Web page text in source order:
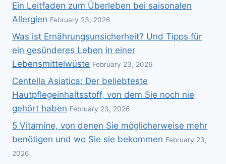
Ein Leitfaden zum Überleben bei saisonalen
Allergien February 23, 2026
Was ist Ernährungsunsicherheit? Und Tipps für
ein gesünderes Leben in einer
Lebensmittelwüste February 23, 2026
Centella Asiatica: Der beliebteste
Hautpflegeinhaltsstoff, von dem Sie noch nie
gehört haben February 23, 2026
5 Vitamine, von denen Sie möglicherweise mehr
benötigen und wo Sie sie bekommen February 23,
2026